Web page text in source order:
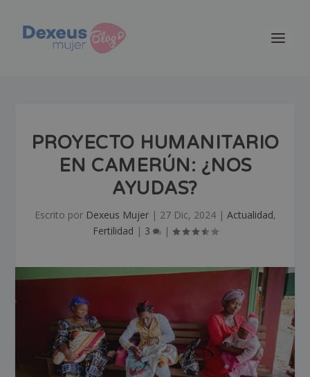
PROYECTO HUMANITARIO
EN CAMERÚN: ¿NOS
AYUDAS?
Escrito por Dexeus Mujer| 27 Dic, 2024| Actualidad,
Fertilidad | 3 |